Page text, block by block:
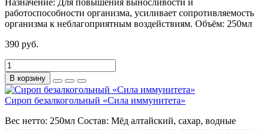
работоспособности организма, усиливает сопротивляемость
организма к неблагоприятным воздействиям. Объём: 250мл
390 руб.
В корзину
Сироп безалкогольный «Сила иммунитета»
Вес нетто: 250мл Состав: Мёд алтайский, сахар, водные